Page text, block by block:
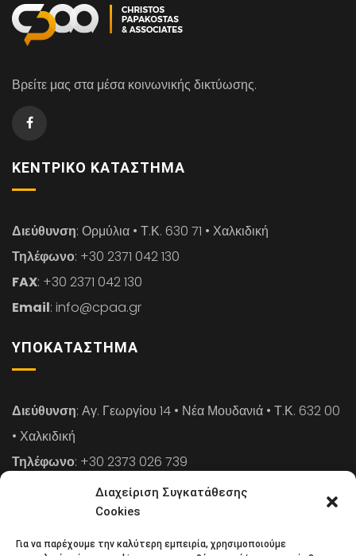
Διαχείριση Συγκατάθεσης
Cookies
Για να παρέχουμε την καλύτερη εμπειρία, χρησιμοποιούμε
Βρείτε μας στα μέσα κοινωνικής δικτύωσης.
ΚΕΝΤΡΙΚΌ ΚΑΤΆΣΤΗΜΑ
Διεύθυνση: Ορμύλια • Τ.Κ. 630 71 • Χαλκιδική
Τηλέφωνο: +30 2371 042 130
FAX: +30 2371 042 130
Email: info@cpaa.gr
ΥΠΟΚΑΤΆΣΤΗΜΑ
Διεύθυνση: Αγ. Γεωργίου 14 • Νέα Μουδανιά • Τ.Κ. 632 00
• Χαλκιδική
Τηλέφωνο: +30 2373 026 739
: +30 2373 026 739
: info@cpaa.gr